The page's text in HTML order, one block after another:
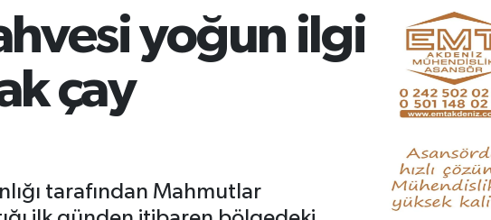
yoğun ilgi
çay
tarafından Mahmutlar